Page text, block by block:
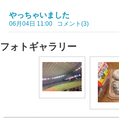
やっちゃいました
06月04日 11:00 コメント(3)
フォトギャラリー